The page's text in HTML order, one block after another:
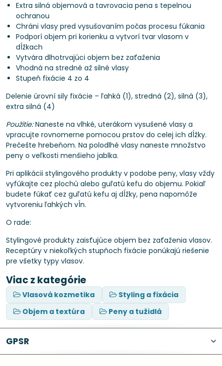
Extra silná objemová a tavrovacia pena s tepelnou
ochranou
Chráni vlasy pred vysušovaním počas procesu fúkania
Podporí objem pri korienku a vytvorí tvar vlasom v
dĺžkach
Vytvára dlhotrvajúci objem bez zaťaženia
Vhodná na stredné až silné vlasy
Stupeň fixácie 4 zo 4
Delenie úrovní sily fixácie – ľahká (1), stredná (2), silná (3),
extra silná (4)
Použitie:Naneste na vlhké, uterákom vysušené vlasy a
vpracujte rovnomerne pomocou prstov do celej ich dĺžky.
Prečešte hrebeňom. Na polodlhé vlasy naneste množstvo
peny o veľkosti menšieho jablka.
Pri aplikácii stylingového produkty v podobe peny, vlasy vždy
vyfúkajte cez plochú alebo guľatú kefu do objemu. Pokiaľ
budete fúkať cez guľatú kefu aj dĺžky, pena napomôže
vytvoreniu ľahkých vĺn.
O rade:
Stylingové produkty zaisťujúce objem bez zaťaženia vlasov.
Receptúry v niekoľkých stupňoch fixácie ponúkajú riešenie
pre všetky typy vlasov.
Viac z kategórie
Vlasová kozmetika
Styling a fixácia
Objem a textúra
Peny a tužidlá
GPSR